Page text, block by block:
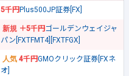
5千円Plus500JP証券[FX]
＋5千円ゴールデンウェイジャ
パン[FXTFMT4][FXTFGX]
4千円GMOクリック証券[FXネ
オ]